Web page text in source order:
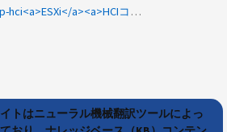
product-categories:netapp-hci<a>ESXi</a><a>HCIコンピューティングノード</a><a>が応答しない</a><a>ESXi 6.7</a><a>ファームウェア</a><a>nmlx</a><a>ESXi 7.0.1</a>
トはニューラル機械翻訳ツールによっ